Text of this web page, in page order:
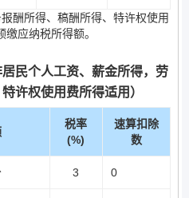
酬所得、稿酬所得、特许权使用
应纳税所得额。
民个人工资、薪金所得，劳
许权使用费所得适用）
税率
(%)
速算扣除
数
3 0